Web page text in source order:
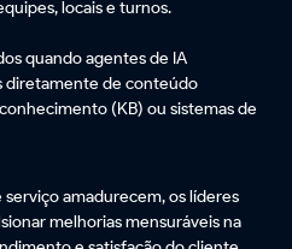
locais e turnos.
quando agentes de IA
diretamente de conteúdo
(KB) ou sistemas de
amadurecem, os líderes
melhorias mensuráveis na